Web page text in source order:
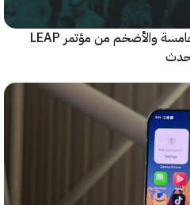
الرياض تستعد لإطلاق النسخة الخامسة والأضخم من مؤتمر LEAP